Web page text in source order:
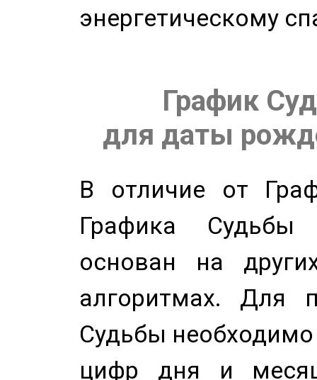
энергетическому
График
для даты
В отличие от
Графика
основан на
алгоритмах. Для
Судьбы
цифр дня и